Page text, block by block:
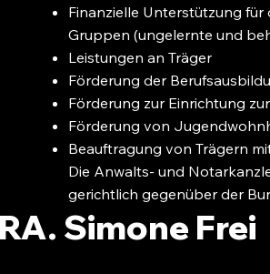
Finanzielle Unterstützung
Gruppen (ungelernte und
Leistungen an Träger
Förderung der
Förderung zur Einrichtung
Förderung von
Beauftragung von Trägern
Die Anwalts- und
gerichtlich gegenüber der
Simone Frei